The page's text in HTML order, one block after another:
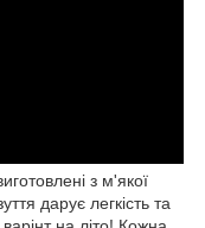
виготовлені з м'якої
дарує легкість та